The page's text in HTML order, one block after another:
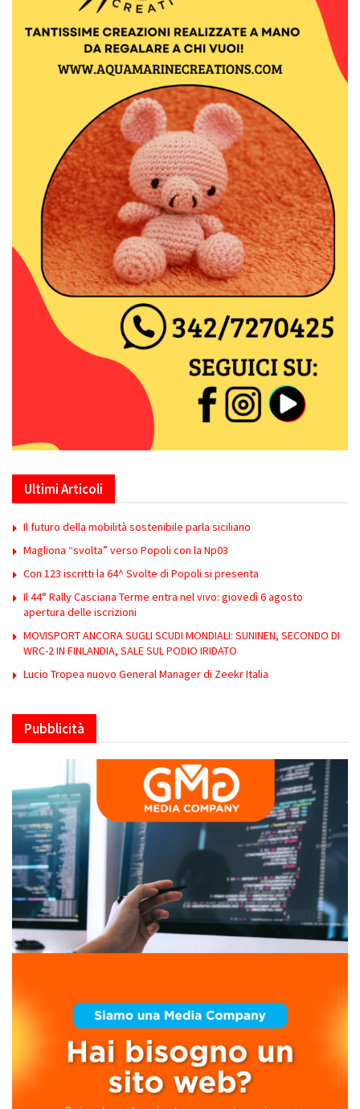
Ultimi Articoli
Il futuro della mobilità sostenibile parla siciliano
Magliona “svolta” verso Popoli con la Np03
Con 123 iscritti la 64^ Svolte di Popoli si presenta
Il 44° Rally Casciana Terme entra nel vivo: giovedì 6 agosto
apertura delle iscrizioni
MOVISPORT ANCORA SUGLI SCUDI MONDIALI: SUNINEN, SECONDO DI
WRC-2 IN FINLANDIA, SALE SUL PODIO IRIDATO
Lucio Tropea nuovo General Manager di Zeekr Italia
Pubblicità